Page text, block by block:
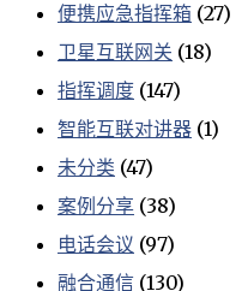
便携应急指挥箱 (27)
卫星互联网关 (18)
指挥调度 (147)
智能互联对讲器 (1)
未分类 (47)
案例分享 (38)
电话会议 (97)
融合通信 (130)